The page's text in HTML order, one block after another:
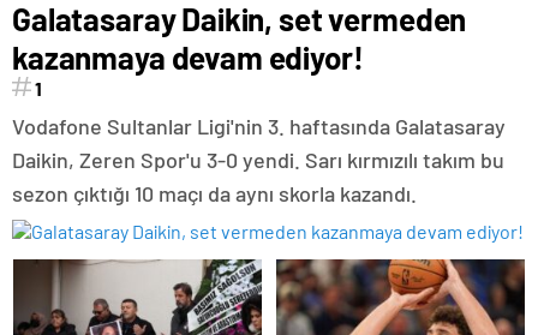
Galatasaray Daikin, set vermeden
kazanmaya devam ediyor!
1
Vodafone Sultanlar Ligi'nin 3. haftasında Galatasaray
Daikin, Zeren Spor'u 3-0 yendi. Sarı kırmızılı takım bu
sezon çıktığı 10 maçı da aynı skorla kazandı.